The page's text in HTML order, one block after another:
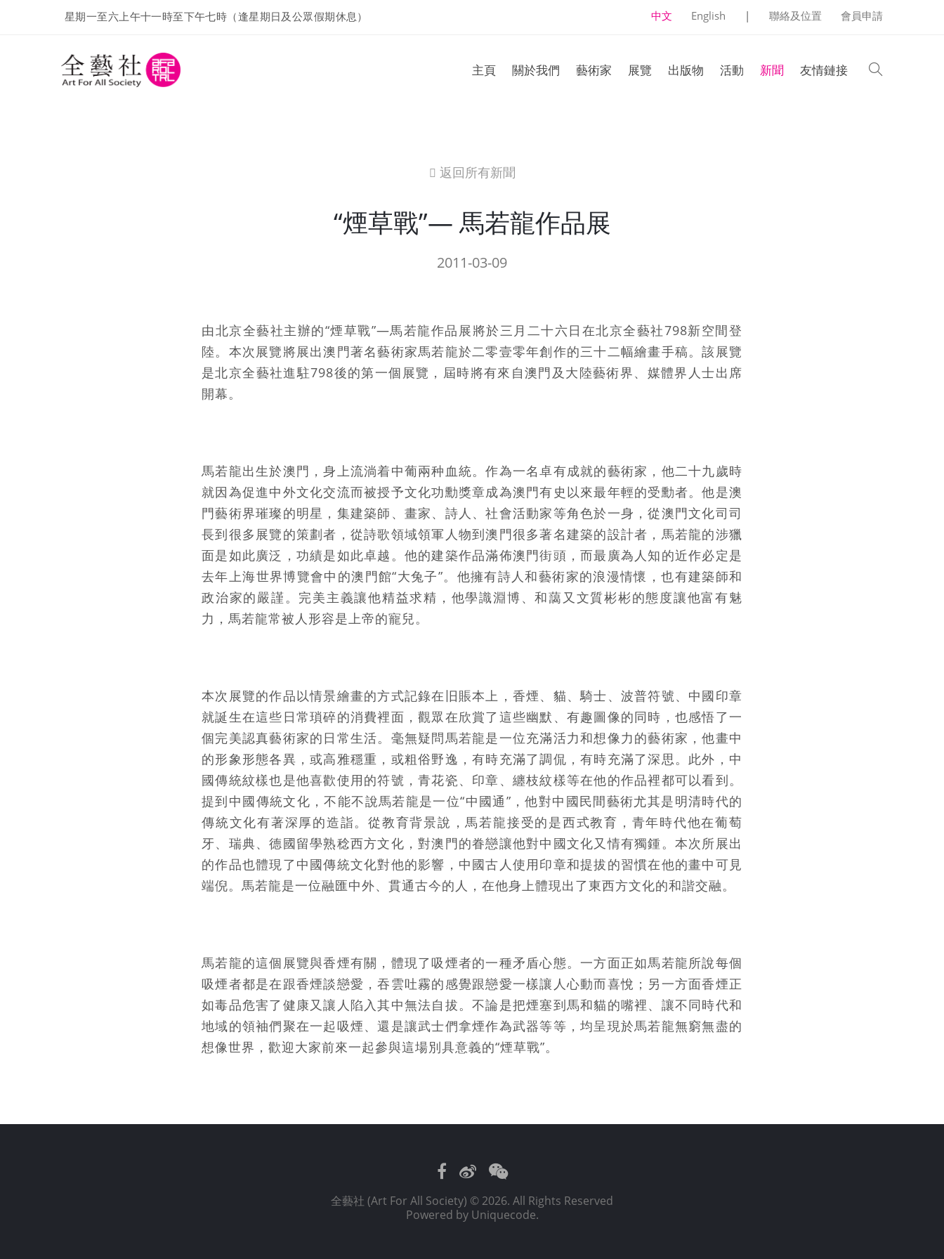
星期一至六上午十一時至下午七時（逢星期日及公眾假期休息） 中文 English | 聯絡及位置 會員申請
主頁 關於我們 藝術家 展覽 出版物 活動 新聞 友情鏈接
icon
返回所有新聞
“煙草戰”— 馬若龍作品展
2011-03-09
由北京全藝社主辦的“煙草戰”—馬若龍作品展將於三月二十六日在北京全藝社798新空間登
陸。本次展覽將展出澳門著名藝術家馬若龍於二零壹零年創作的三十二幅繪畫手稿。該展覽
是北京全藝社進駐798後的第一個展覽，屆時將有來自澳門及大陸藝術界、媒體界人士出席
開幕。
馬若龍出生於澳門，身上流淌着中葡兩种血統。作為一名卓有成就的藝術家，他二十九歲時
就因為促進中外文化交流而被授予文化功勳獎章成為澳門有史以來最年輕的受勳者。他是澳
門藝術界璀璨的明星，集建築師、畫家、詩人、社會活動家等角色於一身，從澳門文化司司
長到很多展覽的策劃者，從詩歌領域領軍人物到澳門很多著名建築的設計者，馬若龍的涉獵
面是如此廣泛，功績是如此卓越。他的建築作品滿佈澳門街頭，而最廣為人知的近作必定是
去年上海世界博覽會中的澳門館“大兔子”。他擁有詩人和藝術家的浪漫情懷，也有建築師和
政治家的嚴謹。完美主義讓他精益求精，他學識淵博、和藹又文質彬彬的態度讓他富有魅
力，馬若龍常被人形容是上帝的寵兒。
本次展覽的作品以情景繪畫的方式記錄在旧賬本上，香煙、貓、騎士、波普符號、中國印章
就誕生在這些日常瑣碎的消費裡面，觀眾在欣賞了這些幽默、有趣圖像的同時，也感悟了一
個完美認真藝術家的日常生活。毫無疑問馬若龍是一位充滿活力和想像力的藝術家，他畫中
的形象形態各異，或高雅穩重，或粗俗野逸，有時充滿了調侃，有時充滿了深思。此外，中
國傳統紋樣也是他喜歡使用的符號，青花瓷、印章、纏枝紋樣等在他的作品裡都可以看到。
提到中國傳統文化，不能不說馬若龍是一位“中國通”，他對中國民間藝術尤其是明清時代的
傳統文化有著深厚的造詣。從教育背景說，馬若龍接受的是西式教育，青年時代他在葡萄
牙、瑞典、德國留學熟稔西方文化，對澳門的眷戀讓他對中國文化又情有獨鍾。本次所展出
的作品也體現了中國傳統文化對他的影響，中國古人使用印章和提拔的習慣在他的畫中可見
端倪。馬若龍是一位融匯中外、貫通古今的人，在他身上體現出了東西方文化的和諧交融。
馬若龍的這個展覽與香煙有關，體現了吸煙者的一種矛盾心態。一方面正如馬若龍所說每個
吸煙者都是在跟香煙談戀愛，吞雲吐霧的感覺跟戀愛一樣讓人心動而喜悅；另一方面香煙正
如毒品危害了健康又讓人陷入其中無法自拔。不論是把煙塞到馬和貓的嘴裡、讓不同時代和
地域的領袖們聚在一起吸煙、還是讓武士們拿煙作為武器等等，均呈現於馬若龍無窮無盡的
想像世界，歡迎大家前來一起參與這場別具意義的“煙草戰”。
Facebook
WeiboWeChat
全藝社 (Art For All Society) © 2026. All Rights Reserved
Powered by Uniquecode.